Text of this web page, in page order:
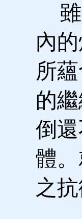
雖
內
所
的
倒
體
之抗